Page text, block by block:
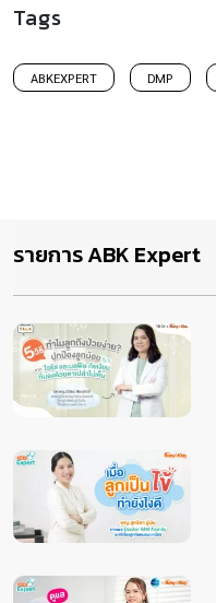
Tags
ABKEXPERT DMP
รายการ ABK Expert